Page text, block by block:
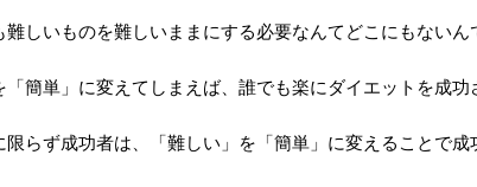
難しいものを難しいままにする必要なんてどこにもないん
「簡単」に変えてしまえば、誰でも楽にダイエットを成功
限らず成功者は、「難しい」を「簡単」に変えることで成